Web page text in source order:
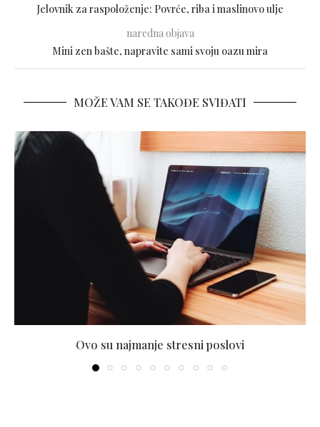
Jelovnik za raspoloženje: Povrće, riba i maslinovo ulje
naredna objava
Mini zen bašte, napravite sami svoju oazu mira
MOŽE VAM SE TAKOĐE SVIĐATI
Ovo su najmanje stresni poslovi